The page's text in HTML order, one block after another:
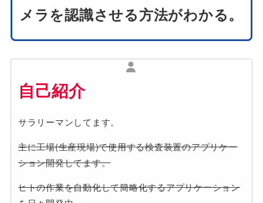
メラを認識させる方法がわかる。
自己紹介
サラリーマンしてます。
主に工場(生産現場)で使用する検査装置のアプリケー
ション開発してます。
ヒトの作業を自動化して簡略化するアプリケーション